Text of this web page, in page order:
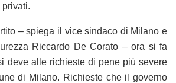
– spiega il vice sindaco di Milano e
Riccardo De Corato – ora si fa
deve alle richieste di pene più severe
di Milano. Richieste che il governo